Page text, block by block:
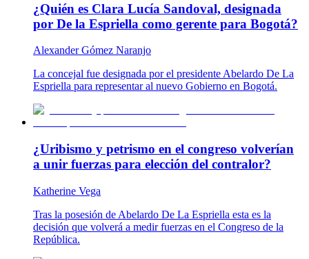
¿Quién es Clara Lucía Sandoval, designada
por De la Espriella como gerente para Bogotá?
Alexander Gómez Naranjo
La concejal fue designada por el presidente Abelardo De La
Espriella para representar al nuevo Gobierno en Bogotá.
¿Uribismo y petrismo en el congreso volverían
a unir fuerzas para elección del contralor?
Katherine Vega
Tras la posesión de Abelardo De La Espriella esta es la
decisión que volverá a medir fuerzas en el Congreso de la
República.